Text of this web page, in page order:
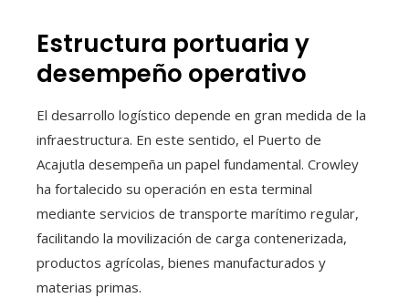
Estructura portuaria y
desempeño operativo
El desarrollo logístico depende en gran medida de la
infraestructura. En este sentido, el Puerto de
Acajutla desempeña un papel fundamental. Crowley
ha fortalecido su operación en esta terminal
mediante servicios de transporte marítimo regular,
facilitando la movilización de carga contenerizada,
productos agrícolas, bienes manufacturados y
materias primas.